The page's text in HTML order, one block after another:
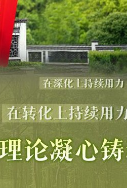
纪违法案透视